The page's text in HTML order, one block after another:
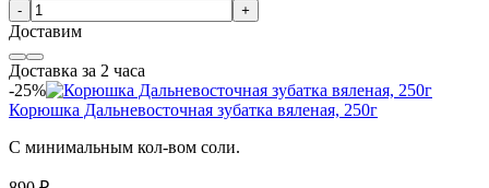
-
+
Доставим
Доставка за 2 часа
-25%
Корюшка Дальневосточная зубатка вяленая, 250г
С минимальным кол-вом соли.